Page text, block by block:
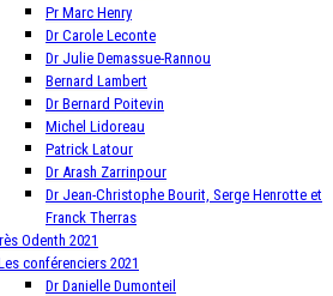
Pr Marc Henry
Dr Carole Leconte
Dr Julie Demassue-Rannou
Bernard Lambert
Dr Bernard Poitevin
Michel Lidoreau
Patrick Latour
Dr Arash Zarrinpour
Dr Jean-Christophe Bourit, Serge Henrotte et
Franck Therras
Odenth 2021
conférenciers 2021
Dr Danielle Dumonteil